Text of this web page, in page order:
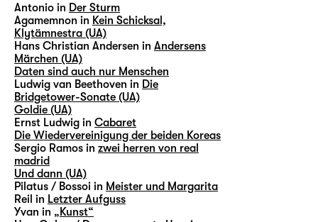
Antonio in Der Sturm
Agamemnon in Kein Schicksal,
Klytämnestra (UA)
Hans Christian Andersen in Andersens
Märchen (UA)
Daten sind auch nur Menschen
Ludwig van Beethoven in Die
Bridgetower-Sonate (UA)
Goldie (UA)
Ernst Ludwig in Cabaret
Die Wiedervereinigung der beiden Koreas
Sergio Ramos in zwei herren von real
madrid
Und dann (UA)
Pilatus / Bossoi in Meister und Margarita
Reil in Letzter Aufguss
Yvan in „Kunst“